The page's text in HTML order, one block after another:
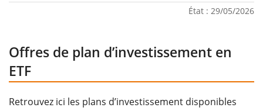
État : 29/05/2026
Offres de plan d’investissement en
ETF
Retrouvez ici les plans d’investissement disponibles